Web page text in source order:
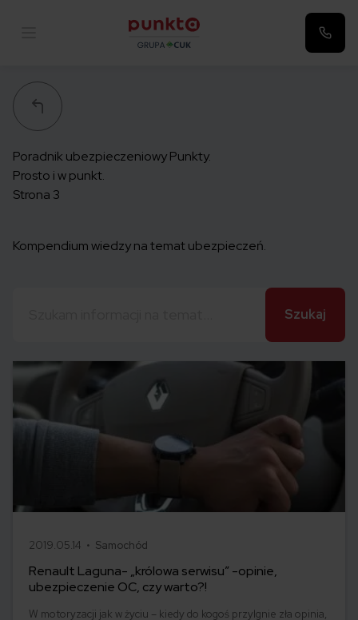
Poradnik ubezpieczeniowy Punkty.
Prosto i w punkt.
Strona 3
Kompendium wiedzy na temat ubezpieczeń.
2019.05.14 • Samochód
Renault Laguna- „królowa serwisu” -opinie,
ubezpieczenie OC, czy warto?!
W motoryzacji jak w życiu – kiedy do kogoś przylgnie zła opinia,